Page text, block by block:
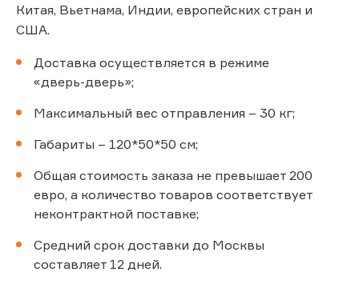
Китая, Вьетнама, Индии, европейских стран и
США.
Доставка осуществляется в режиме
«дверь-дверь»;
Максимальный вес отправления – 30 кг;
Габариты – 120*50*50 см;
Общая стоимость заказа не превышает 200
евро, а количество товаров соответствует
неконтрактной поставке;
Средний срок доставки до Москвы
составляет 12 дней.